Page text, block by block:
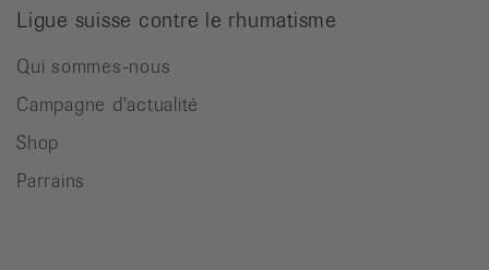
Ligue suisse contre le rhumatisme
Qui sommes-nous
Campagne d'actualité
Shop
Parrains